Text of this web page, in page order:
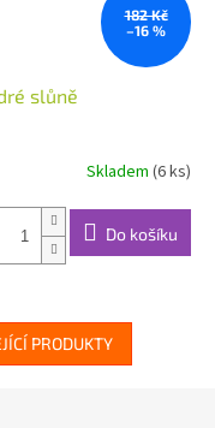
182 Kč
–16 %
slůně
Skladem (6 ks)
Do košíku
PRODUKTY